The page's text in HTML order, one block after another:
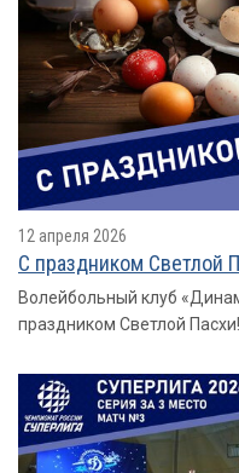
12 апреля 2026
С праздником Светлой
Волейбольный клуб
праздником Светлой Пасхи!